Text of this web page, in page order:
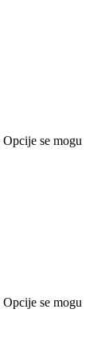
se mogu
se mogu